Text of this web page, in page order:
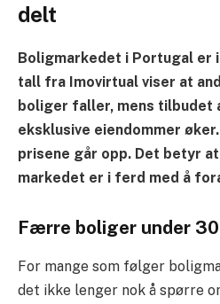
delt
Boligmarkedet i Portugal er
tall fra Imovirtual viser at
boliger faller, mens tilbudet
eksklusive eiendommer
prisene går opp. Det betyr
markedet er i ferd med å
Færre boliger under
For mange som følger
det ikke lenger nok å spørre